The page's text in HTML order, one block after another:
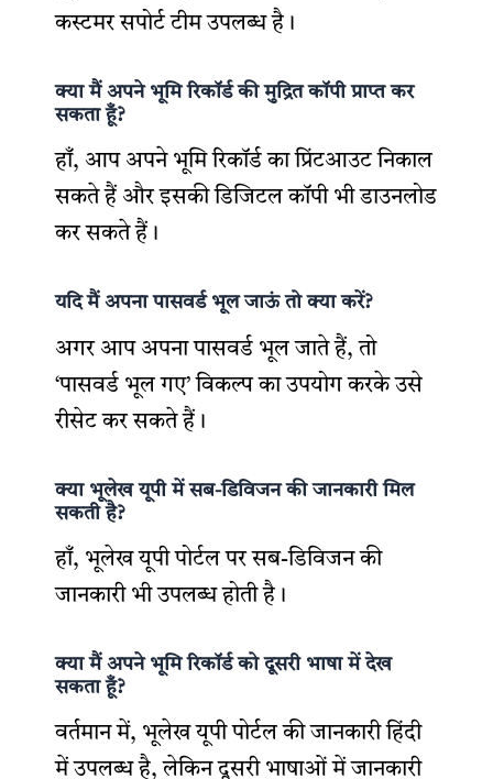
कस्टमर सपोर्ट टीम उपलब्ध है।
क्या मैं अपने भूमि रिकॉर्ड की मुद्रित कॉपी प्राप्त कर
सकता हूँ?
हाँ, आप अपने भूमि रिकॉर्ड का प्रिंटआउट निकाल
सकते हैं और इसकी डिजिटल कॉपी भी डाउनलोड
कर सकते हैं।
यदि मैं अपना पासवर्ड भूल जाऊं तो क्या करें?
अगर आप अपना पासवर्ड भूल जाते हैं, तो
‘पासवर्ड भूल गए’ विकल्प का उपयोग करके उसे
रीसेट कर सकते हैं।
क्या भूलेख यूपी में सब-डिविजन की जानकारी मिल
सकती है?
हाँ, भूलेख यूपी पोर्टल पर सब-डिविजन की
जानकारी भी उपलब्ध होती है।
क्या मैं अपने भूमि रिकॉर्ड को दूसरी भाषा में देख
सकता हूँ?
वर्तमान में, भूलेख यूपी पोर्टल की जानकारी हिंदी
में उपलब्ध है, लेकिन दूसरी भाषाओं में जानकारी